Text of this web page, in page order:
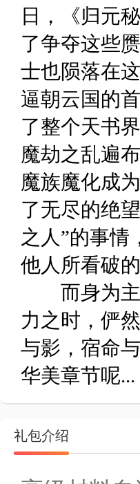
日，《归元
了争夺这些
士也陨落在
逼朝云国的
了整个天书
魔劫之乱遍
魔族魔化成
了无尽的绝
之人”的事情
他人所看破
而身为主
力之时，俨
与影，宿命
华美章节呢...
礼包介绍